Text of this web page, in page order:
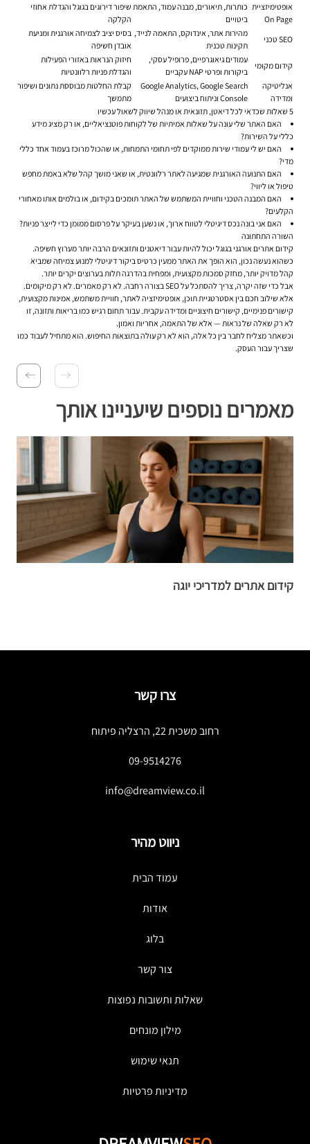
אופטימיזציית
On Page
כותרות, תיאורים, מבנה עמוד, התאמת
ביטויים
שיפור דירוגים בגוגל והגדלת אחוזי
הקלקה
SEO טכני
מהירות אתר, אינדוקס, התאמה לנייד,
תקינות טכנית
בסיס יציב לצמיחה אורגנית ומניעת
אובדן חשיפה
קידום מקומי
עמודים גיאוגרפיים, פרופיל עסקי,
ביקורות ופרטי NAP עקביים
חיזוק הנראות באזורי הפעילות
והגדלת פניות רלוונטיות
אנליטיקה
ומדידה
Google Analytics, Google Search
Console וניתוח ביצועים
קבלת החלטות מבוססת נתונים ושיפור
מתמשך
5 שאלות שכדאי לכל דיאטן, תזונאית או מנהל שיווק לשאול עכשיו
האם האתר שלי עונה על שאלות אמיתיות של לקוחות פוטנציאליים, או רק מציג מידע
כללי על השירות?
האם יש לי עמודי שירות ממוקדים לפי תחומי התמחות, או שהכול מרוכז בעמוד אחד כללי
מדי?
האם התנועה האורגנית שמגיעה לאתר רלוונטית, או שאני מושך קהל שלא באמת מחפש
טיפול או ליווי?
האם המבנה הטכני וחוויית המשתמש של האתר תומכים בקידום, או בולמים אותו מאחורי
הקלעים?
האם אני בונה נכס דיגיטלי לטווח ארוך, או נשען בעיקר על פרסום ממומן כדי לייצר פניות?
השורה התחתונה
קידום אתרים אורגני בגוגל יכול להיות עבור דיאטנים ותזונאים הרבה יותר מערוץ חשיפה.
כשהוא נעשה נכון, הוא הופך את האתר ממעין כרטיס ביקור דיגיטלי למנוע צמיחה שמביא
קהל מדויק יותר, מחזק סמכות מקצועית, ומפחית בהדרגה תלות בערוצים יקרים יותר.
אבל כדי שזה יקרה, צריך להסתכל על SEO בצורה רחבה. לא רק מאמרים. לא רק מיקומים.
אלא שילוב חכם בין אסטרטגיית תוכן, אופטימיזציה לאתר, חוויית משתמש, אמינות מקצועית,
קישורים פנימיים, קישורים חיצוניים ומדידה עקבית. עבור תחום רגיש כמו בריאות ותזונה, זו
לא רק שאלה של נראות — אלא של התאמה, אחריות ואמון.
וכשאתר מצליח לחבר בין כל אלה, הוא לא רק עולה בתוצאות החיפוש. הוא מתחיל לעבוד כמו
שצריך עבור העסק.
מאמרים נוספים שיעניינו אותך
קידום אתרים למדריכי יוגה
צרו קשר
רחוב משכית 22, הרצליה פיתוח
09-9514276
info@dreamview.co.il
ניווט מהיר
עמוד הבית
אודות
בלוג
צור קשר
שאלות ותשובות נפוצות
מילון מונחים
תנאי שימוש
מדיניות פרטיות